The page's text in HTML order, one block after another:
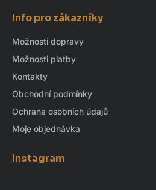
Info pro zákazníky
Možnosti dopravy
Možnosti platby
Kontakty
Obchodní podmínky
Ochrana osobních údajů
Moje objednávka
Instagram